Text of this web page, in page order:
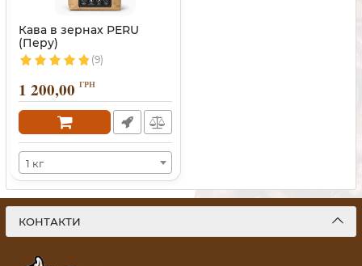
Кава в зернах PERU
(Перу)
(9)
1 200,00 ГРН
1 кг
КОНТАКТИ